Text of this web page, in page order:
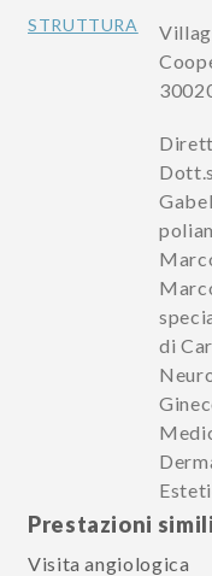
STRUTTURA
di
Prestazioni
Visita angiologica